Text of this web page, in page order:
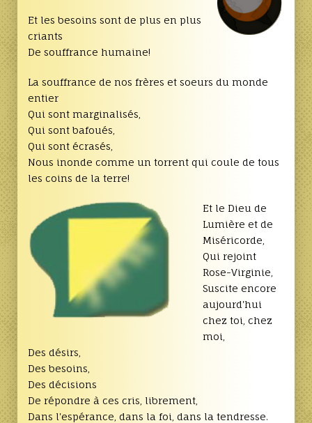
Et les besoins sont de plus en plus
criants
De souffrance humaine!
La souffrance de nos frères et soeurs du monde
entier
Qui sont marginalisés,
Qui sont bafoués,
Qui sont écrasés,
Nous inonde comme un torrent qui coule de tous
les coins de la terre!
Et le Dieu de
Lumière et de
Miséricorde,
Qui rejoint
Rose-Virginie,
Suscite encore
aujourd'hui
chez toi, chez
moi,
Des désirs,
Des besoins,
Des décisions
De répondre à ces cris, librement,
Dans l'espérance, dans la foi, dans la tendresse.